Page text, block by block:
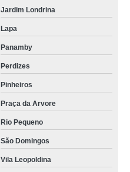
Jardim Londrina
Lapa
Panamby
Perdizes
Pinheiros
Praça da Arvore
Rio Pequeno
São Domingos
Vila Leopoldina